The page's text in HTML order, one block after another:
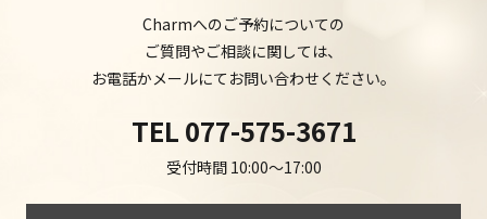
Charmへのご予約についての
ご質問やご相談に関しては、
お電話かメールにてお問い合わせください。
TEL 077-575-3671
受付時間 10:00～17:00